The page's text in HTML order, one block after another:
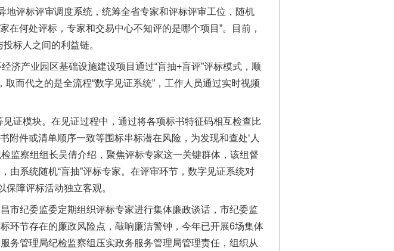
评标评审调度系统，统筹全省专家和评标评审工位，随机
在何处评标，专家和交易中心不知评的是哪个项目”。目前，
标人之间的利益链。
产业园区基础设施建设项目通过“盲抽+盲评”评标模式，顺
而代之的是全流程“数字见证系统”，工作人员通过实时视频
模块。在见证过程中，通过将各项标书特征码相互检查比
件或清单顺序一致等围标串标潜在风险，为发现和查处‘人
监察组组长吴倩介绍，聚焦评标专家这一关键群体，该组督
由系统随机“盲抽”评标专家。在评审环节，数字见证系统对
保障评标活动独立客观。
纪委监委定期组织评标专家进行集体廉政谈话，市纪委监
环节存在的廉政风险点，敲响廉洁警钟，今年已开展6场集体
务管理局纪检监察组压实政务服务管理局管理责任，组织从
天”
“神药”背后的真相
了四季 法官巧妙执行解纠纷